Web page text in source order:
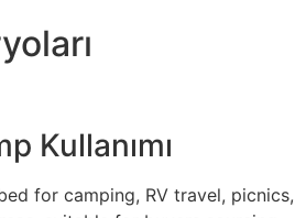
Kullanımı
for camping, RV travel, picnics,